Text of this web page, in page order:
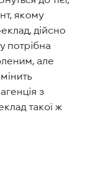
якому
дійсно
потрібна
але
з
такої ж